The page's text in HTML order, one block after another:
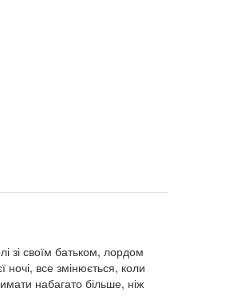
зі своїм батьком, лордом
все змінюється, коли
набагато більше, ніж